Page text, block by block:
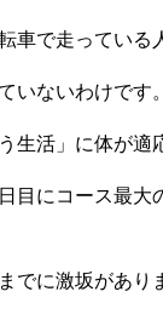
車で走っている
いないわけです
生活」に体が適
目にコース最
でに激坂があり